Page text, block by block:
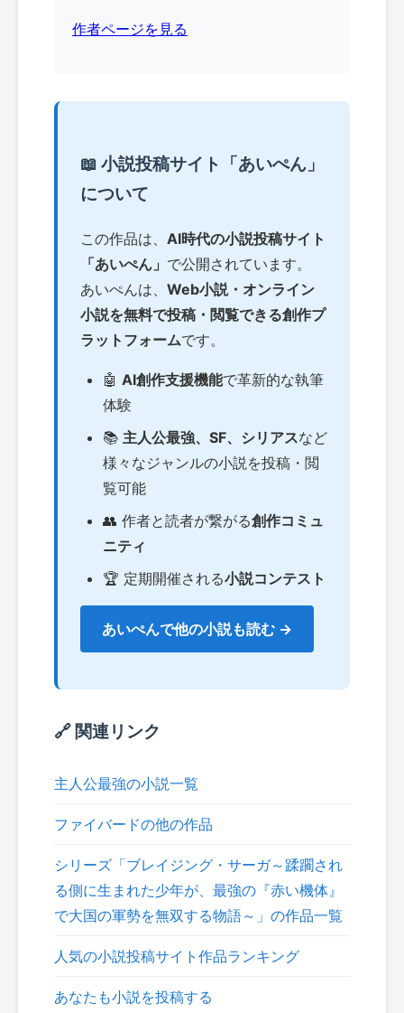
作者ページを見る
📖 小説投稿サイト「あいぺん」
について
この作品は、 AI時代の小説投稿サイト
「あいぺん」 で公開されています。
あいぺんは、 Web小説・オンライン
小説を無料で投稿・閲覧できる創作プ
ラットフォームです。
🤖 AI創作支援機能で革新的な執筆
体験
📚 主人公最強、SF、シリアスなど
様々なジャンルの小説を投稿・閲
覧可能
👥 作者と読者が繋がる創作コミュ
ニティ
🏆 定期開催される小説コンテスト
あいぺんで他の小説も読む →
🔗 関連リンク
主人公最強の小説一覧
ファイバードの他の作品
シリーズ「ブレイジング・サーガ～蹂躙され
る側に生まれた少年が、最強の『赤い機体』
で大国の軍勢を無双する物語～」の作品一覧
人気の小説投稿サイト作品ランキング
あなたも小説を投稿する